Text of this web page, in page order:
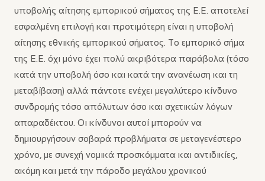
υποβολής αίτησης εμπορικού σήματος της Ε.Ε. αποτελεί
εσφαλμένη επιλογή και προτιμότερη είναι η υποβολή
αίτησης εθνικής εμπορικού σήματος. Το εμπορικό σήμα
της Ε.Ε. όχι μόνο έχει πολύ ακριβότερα παράβολα (τόσο
κατά την υποβολή όσο και κατά την ανανέωση και τη
μεταβίβαση) αλλά πάντοτε ενέχει μεγαλύτερο κίνδυνο
συνδρομής τόσο απόλυτων όσο και σχετικών λόγων
απαραδέκτου. Οι κίνδυνοι αυτοί μπορούν να
δημιουργήσουν σοβαρά προβλήματα σε μεταγενέστερο
χρόνο, με συνεχή νομικά προσκόμματα και αντιδικίες,
ακόμη και μετά την πάροδο μεγάλου χρονικού